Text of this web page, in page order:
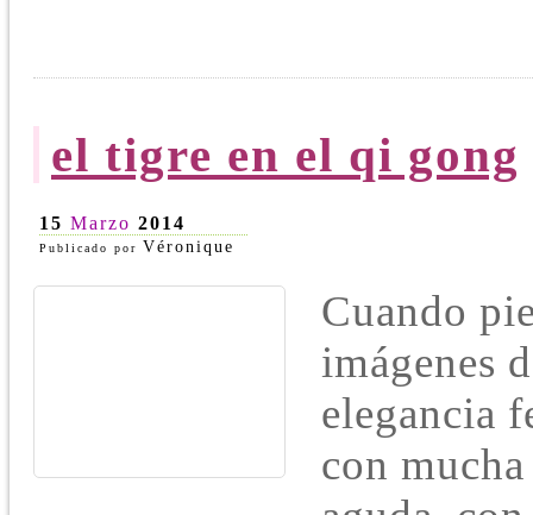
el tigre en el qi gong
15 Marzo 2014
Publicado por Véronique
Cuando
imágenes
elegancia
con